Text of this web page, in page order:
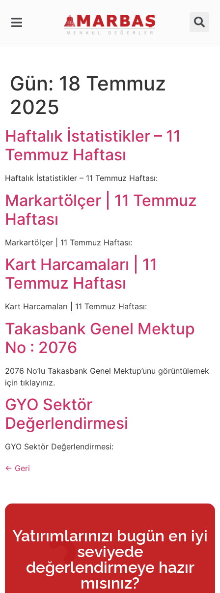
Gün: 18 Temmuz
2025
Haftalık İstatistikler – 11
Temmuz Haftası
Haftalık İstatistikler – 11 Temmuz Haftası:
Markartölçer | 11 Temmuz
Haftası
Markartölçer | 11 Temmuz Haftası:
Kart Harcamaları | 11
Temmuz Haftası
Kart Harcamaları | 11 Temmuz Haftası:
Takasbank Genel Mektup
No : 2076
2076 No’lu Takasbank Genel Mektup’unu görüntülemek
için tıklayınız.
GYO Sektör
Değerlendirmesi
GYO Sektör Değerlendirmesi:
← Geri
Yatırımlarınızı bugün en iyi
seviyede
değerlendirmeye hazır
mısınız?